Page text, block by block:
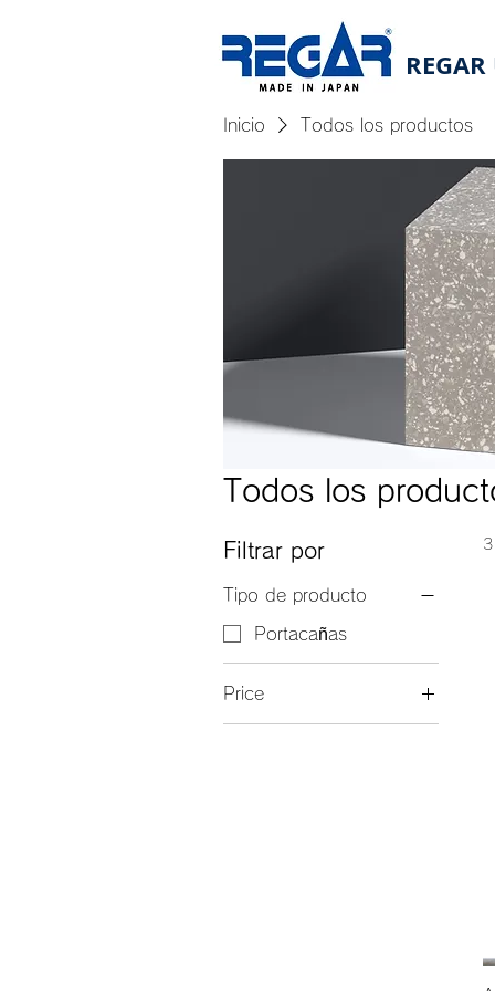
Inicio Todos los productos
Todos los
Filtrar por
Tipo de producto
Portacañas
Price